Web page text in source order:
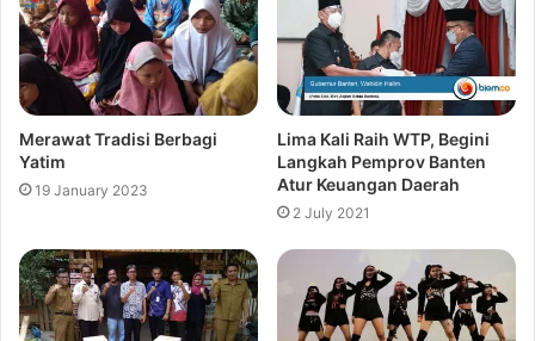
Merawat Tradisi Berbagi
Yatim
19 January 2023
Lima Kali Raih WTP, Begini
Langkah Pemprov Banten
Atur Keuangan Daerah
2 July 2021